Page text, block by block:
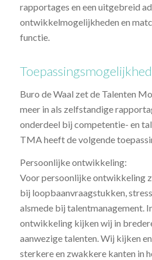
rapportages en een uitgebreid
ontwikkelmogelijkheden en
functie.
Buro de Waal zet de Talenten
meer in als zelfstandige
onderdeel bij competentie- en
TMA heeft de volgende
Persoonlijke ontwikkeling:
Voor persoonlijke ontwikkeling
bij loopbaanvraagstukken,
alsmede bij talentmanagement.
ontwikkeling kijken wij in
aanwezige talenten. Wij kijken
sterkere en zwakkere kanten in